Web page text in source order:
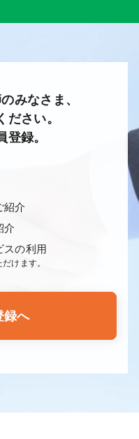
みなさま、
ださい。
登録。
紹介
介
スの利用
けます。
録へ